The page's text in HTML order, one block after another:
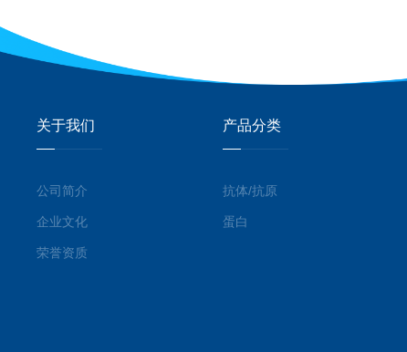
关于我们
公司简介
企业文化
荣誉资质
产品分类
抗体/抗原
蛋白